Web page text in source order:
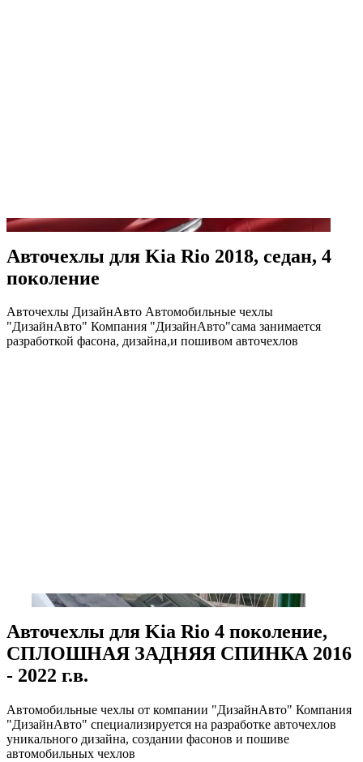
Авточехлы для Kia Rio 2018, седан, 4
поколение
Авточехлы ДизайнАвто Автомобильные чехлы
"ДизайнАвто" Компания "ДизайнАвто"сама занимается
разработкой фасона, дизайна,и пошивом авточехлов
Авточехлы для Kia Rio 4 поколение,
СПЛОШНАЯ ЗАДНЯЯ СПИНКА 2016
- 2022 г.в.
Автомобильные чехлы от компании "ДизайнАвто" Компания
"ДизайнАвто" специализируется на разработке авточехлов
уникального дизайна, создании фасонов и пошиве
автомобильных чехлов